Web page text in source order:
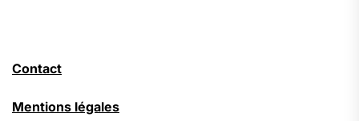
Contact
Mentions légales